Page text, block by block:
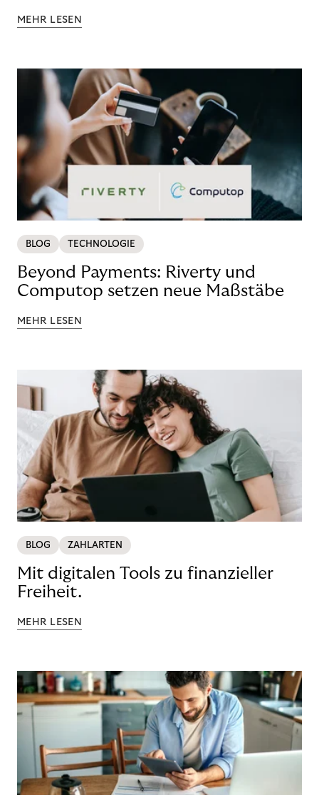
MEHR LESEN
BLOG TECHNOLOGIE
Beyond Payments: Riverty und
Computop setzen neue Maßstäbe
MEHR LESEN
BLOG ZAHLARTEN
Mit digitalen Tools zu finanzieller
Freiheit.
MEHR LESEN